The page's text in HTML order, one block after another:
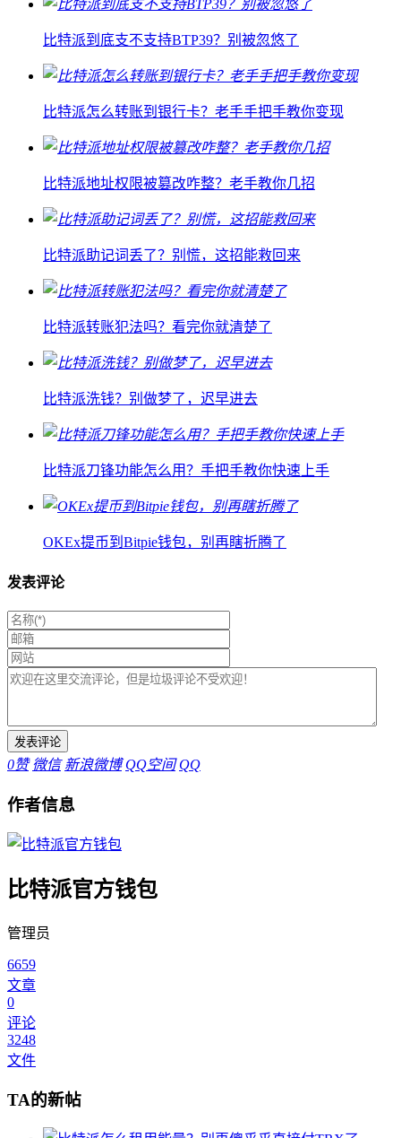
比特派到底支不支持BTP39？别被忽悠了
比特派怎么转账到银行卡？老手手把手教你变现
比特派地址权限被篡改咋整？老手教你几招
比特派助记词丢了？别慌，这招能救回来
比特派转账犯法吗？看完你就清楚了
比特派洗钱？别做梦了，迟早进去
比特派刀锋功能怎么用？手把手教你快速上手
OKEx提币到Bitpie钱包，别再瞎折腾了
发表评论
0赞 微信 新浪微博 QQ空间 QQ
作者信息
比特派官方钱包
管理员
6659
文章
0
评论
3248
文件
TA的新帖